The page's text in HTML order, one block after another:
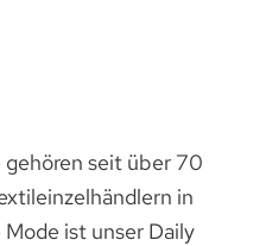
seit über 70
in
ist unser Daily